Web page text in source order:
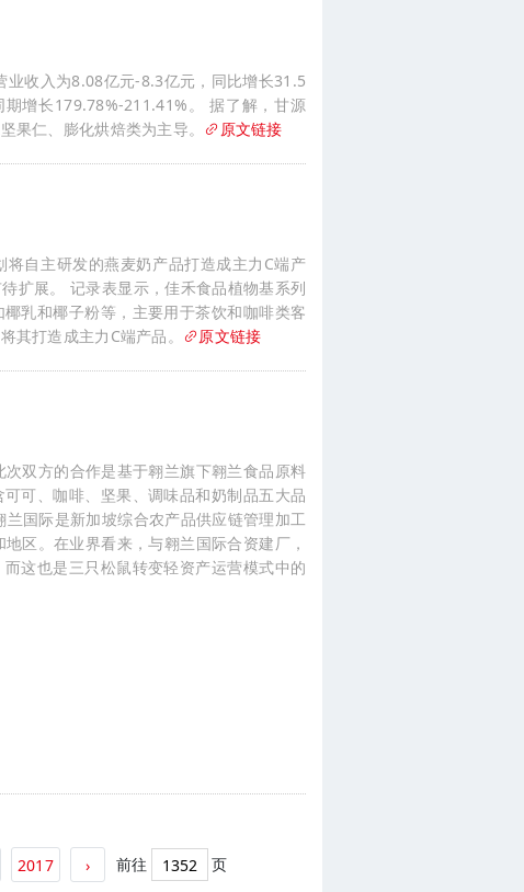
收入为8.08亿元-8.3亿元，同比增长31.5
增长179.78%-211.41%。 据了解，甘源
果仁、膨化烘焙类为主导。
原文链接
自主研发的燕麦奶产品打造成主力C端产
扩展。 记录表显示，佳禾食品植物基系列
乳和椰子粉等，主要用于茶饮和咖啡类客
其打造成主力C端产品。
原文链接
双方的合作是基于翱兰旗下翱兰食品原料
可、咖啡、坚果、调味品和奶制品五大品
国际是新加坡综合农产品供应链管理加工
区。在业界看来，与翱兰国际合资建厂，
这也是三只松鼠转变轻资产运营模式中的
2017 › 前往 页